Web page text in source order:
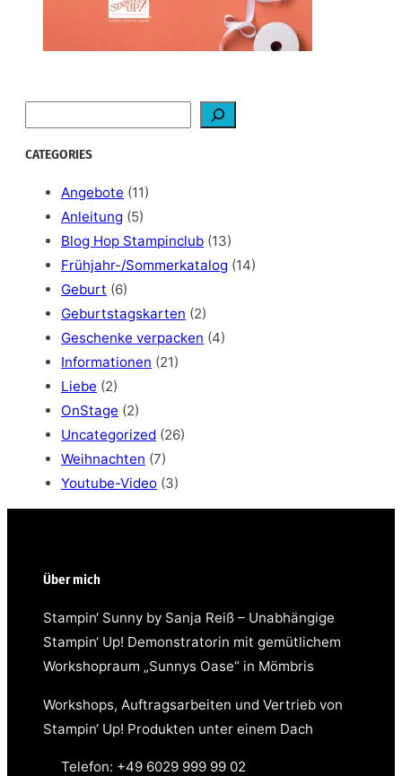
e
a
CATEGORIES
Angebote (11)
Anleitung (5)
Blog Hop Stampinclub (13)
Frühjahr-/Sommerkatalog (14)
Geburt (6)
Geburtstagskarten (2)
Geschenke verpacken (4)
Informationen (21)
Liebe (2)
OnStage (2)
Uncategorized (26)
Weihnachten (7)
Youtube-Video (3)
Über mich
Stampin‘ Sunny by Sanja Reiß – Unabhängige
Stampin‘ Up! Demonstratorin mit gemütlichem
Workshopraum „Sunnys Oase“ in Mömbris
Workshops, Auftragsarbeiten und Vertrieb von
Stampin‘ Up! Produkten unter einem Dach
Telefon: +49 6029 999 99 02